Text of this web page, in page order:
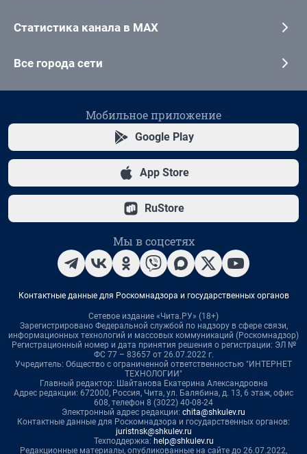
Статистика канала в MAX
Все города сети
Мобильное приложение
Google Play
App Store
RuStore
Мы в соцсетях
Контактные данные для Роскомнадзора и государственных органов
Сетевое издание «Чита.РУ» (18+)
Зарегистрировано Федеральной службой по надзору в сфере связи,
информационных технологий и массовых коммуникаций (Роскомнадзор)
Регистрационный номер и дата принятия решения о регистрации: ЭЛ №
ФС 77 – 83657 от 26.07.2022 г.
Учредитель: Общество с ограниченной ответственностью "ИНТЕРНЕТ
ТЕХНОЛОГИИ"
Главный редактор: Шайтанова Екатерина Александровна
Адрес редакции: 672000, Россия, Чита, ул. Балябина, д. 13, 6 этаж, офис
608, телефон 8 (3022) 40-08-24
Электронный адрес редакции: chita@shkulev.ru
Контактные данные для Роскомнадзора и государственных органов:
juristnsk@shkulev.ru
Техподдержка: help@shkulev.ru
Редакционные материалы, опубликованные на сайте до 26.07.2022,